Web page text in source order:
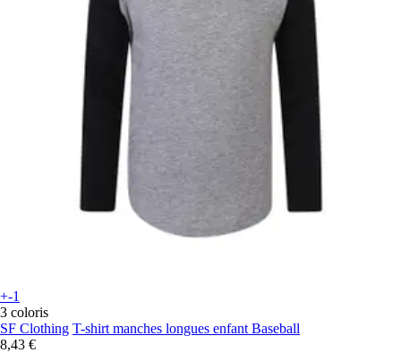
+-1
3 coloris
SF Clothing T-shirt manches longues enfant Baseball
8,43 €